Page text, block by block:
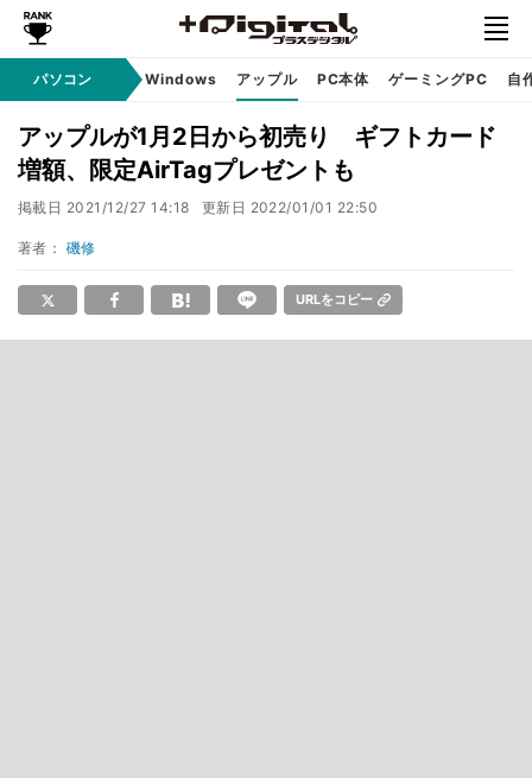
パソコン Windows アップル PC本体 ゲーミングPC 自
アップルが1月2日から初売り ギフトカード
増額、限定AirTagプレゼントも
掲載日 2021/12/27 14:18 更新日 2022/01/01 22:50
著者： 磯修
URLをコピー